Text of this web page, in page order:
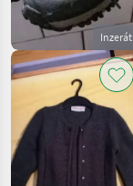
Inzerát